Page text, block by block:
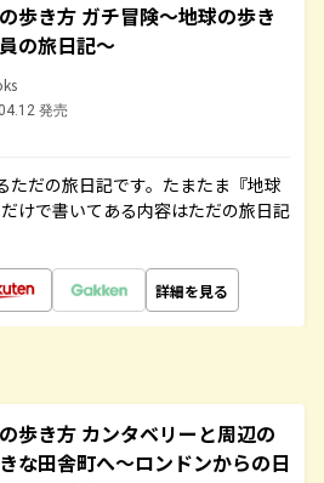
歩き方 ガチ冒険～地球の歩き
の旅日記～
発売
ただの旅日記です。たまたま『地球
けで書いてある内容はただの旅日記
詳細を見る
歩き方 カンタベリーと周辺の
な田舎町へ～ロンドンからの日